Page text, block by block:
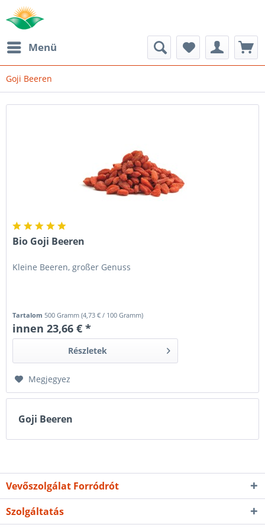
Menü
Goji Beeren
Bio Goji Beeren
Kleine Beeren, großer Genuss
Tartalom500 Gramm(4,73 € / 100 Gramm)
innen 23,66 € *
Részletek
Megjegyez
Goji Beeren
Vevőszolgálat Forródrót
Szolgáltatás